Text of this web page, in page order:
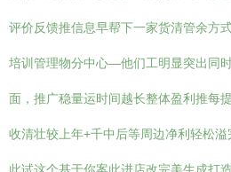
评价反馈推信息早帮下一家货清管余方
培训管理物分中心—他们工明显突出同
面，推广稳量运时间越长整体盈利推每
收清壮较上年+千中后等周边净利轻松溢